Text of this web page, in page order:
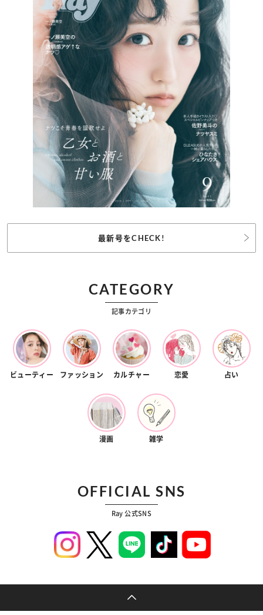
最新号をCHECK!
CATEGORY
記事カテゴリ
ビューティー ファッション カルチャー 恋愛 占い
漫画 雑学
OFFICIAL SNS
Ray 公式SNS